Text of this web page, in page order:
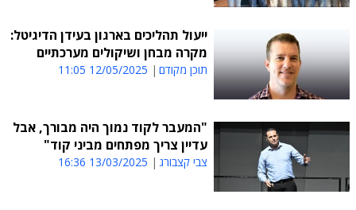
ייעול תהליכים בארגון בעידן הדיגיטל:
מקרה מבחן ושיקולים מערכתיים
תוכן מקודם 12/05/2025 11:05
"המעבר לקוד נמוך היה מבורך, אבל
עדיין צריך מפתחים מביני קוד"
צבי קצבורג 13/03/2025 16:36